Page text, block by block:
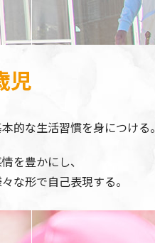
児
的な生活習慣を身につける。
を豊かにし、
な形で自己表現する。